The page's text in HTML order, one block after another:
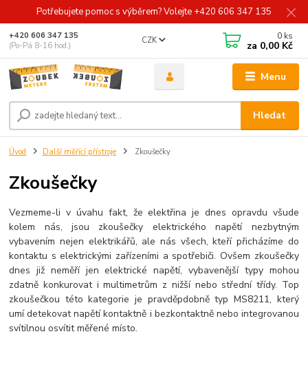
Potřebujete pomoc s výběrem? Volejte +420 606 347 135
Menu
CZK
Hledat
+420 606 347 135
(Po-Pá 8-16 hod.)
0 ks
za 0,00 Kč
Úvod Další měřící přístroje Zkoušečky
Zkoušečky
Vezmeme-li v úvahu fakt, že elektřina je dnes opravdu všude
kolem nás, jsou zkoušečky elektrického napětí nezbytným
vybavením nejen elektrikářů, ale nás všech, kteří přicházíme do
kontaktu s elektrickými zařízeními a spotřebiči. Ovšem zkoušečky
dnes již neměří jen elektrické napětí, vybavenější typy mohou
zdatně konkurovat i multimetrům z nižší nebo střední třídy. Top
zkoušečkou této kategorie je pravděpdobně typ MS8211, který
umí detekovat napětí kontaktně i bezkontaktně nebo integrovanou
svítilnou osvítit měřené místo.